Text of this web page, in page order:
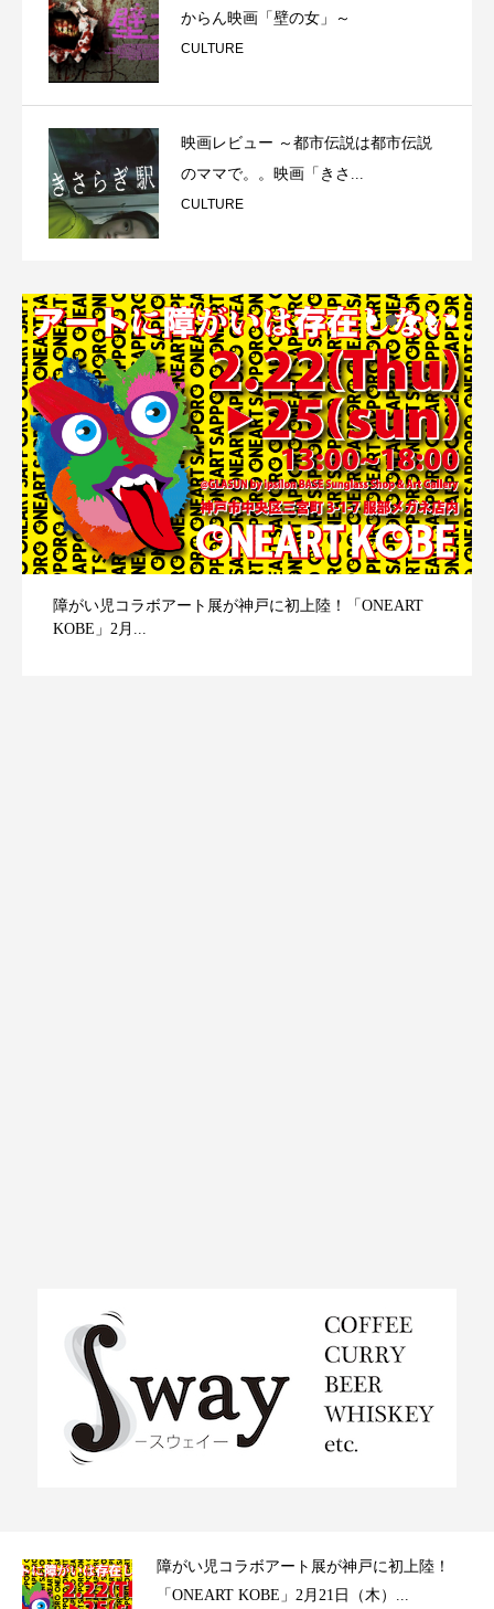
からん映画「壁の女」～
CULTURE
映画レビュー ～都市伝説は都市伝説
のママで。。映画「きさ...
CULTURE
障がい児コラボアート展が神戸に初上陸！「ONEART
KOBE」2月...
障がい児コラボアート展が神戸に初上陸！
「ONEART KOBE」2月21日（木）...